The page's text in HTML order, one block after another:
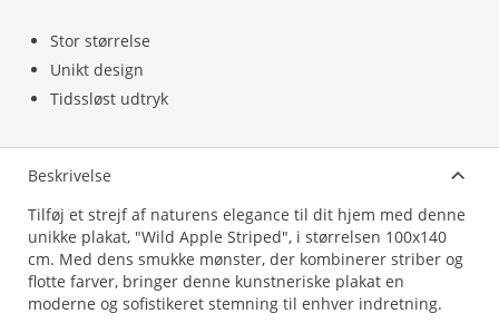
Stor størrelse
Unikt design
Tidssløst udtryk
Beskrivelse
Tilføj et strejf af naturens elegance til dit hjem med denne
unikke plakat, "Wild Apple Striped", i størrelsen 100x140
cm. Med dens smukke mønster, der kombinerer striber og
flotte farver, bringer denne kunstneriske plakat en
moderne og sofistikeret stemning til enhver indretning.